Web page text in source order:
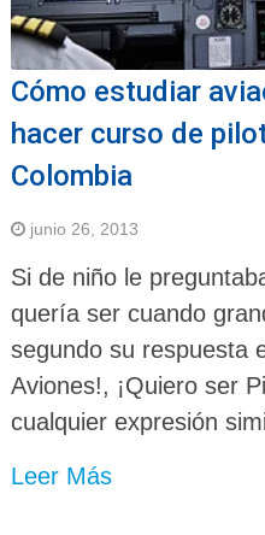
Cómo estudiar
hacer curso de
Colombia
junio 26, 2013
Si de niño le
quería ser cuando
segundo su respuesta
Aviones!, ¡Quiero ser
cualquier expresión
Leer Más